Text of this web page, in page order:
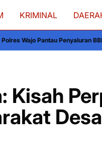
KRIMINAL
BBM, IPTU Kaomi: Pastikan
Kisah